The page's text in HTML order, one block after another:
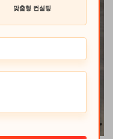
맞춤형 컨설팅